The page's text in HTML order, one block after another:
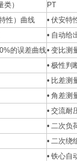
）
PT
性）曲线
• 伏安特
• 自动给
的误差曲线• 变比测
• 极性判
• 比差测
• 角差测
• 交流耐
• 二次负
• 二次绕
• 铁心自